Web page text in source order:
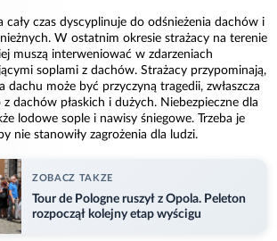
cały czas dyscyplinuje do odśnieżenia dachów i
W ostatnim okresie strażacy na terenie
muszą interweniować w zdarzeniach
soplami z dachów. Strażacy przypominają,
dachu może być przyczyną tragedii, zwłaszcza
dachów płaskich i dużych. Niebezpieczne dla
lodowe sople i nawisy śniegowe. Trzeba je
nie stanowiły zagrożenia dla ludzi.
ZOBACZ TAKZE
Tour de Pologne ruszył z Opola. Peleton
rozpoczął kolejny etap wyścigu